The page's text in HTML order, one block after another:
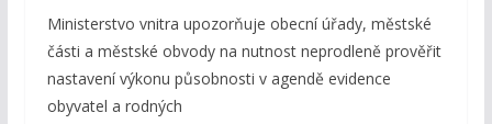
Ministerstvo vnitra upozorňuje obecní úřady, městské
části a městské obvody na nutnost neprodleně prověřit
nastavení výkonu působnosti v agendě evidence
obyvatel a rodných